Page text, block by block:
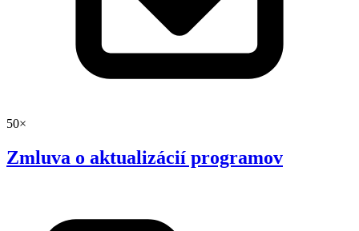
50×
Zmluva o aktualizácií programov